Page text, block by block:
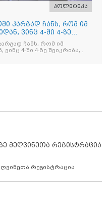
პოლიტიკა
კარგად ჩანს, რომ იმ
ვინც 4-ში 4-ზე
ჩანს, რომ იმ
4-ში 4-ზე შეიკრიბა,
მეღვინეთა რეგისტრაცია
რეგისტრაცია